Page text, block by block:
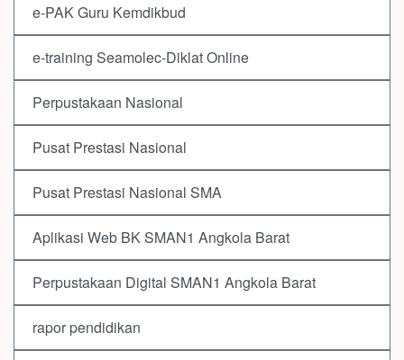
e-PAK Guru Kemdikbud
e-training Seamolec-Diklat Online
Perpustakaan Nasional
Pusat Prestasi Nasional
Pusat Prestasi Nasional SMA
Aplikasi Web BK SMAN1 Angkola Barat
Perpustakaan Digital SMAN1 Angkola Barat
rapor pendidikan